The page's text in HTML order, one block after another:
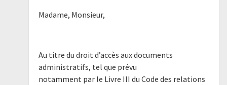
Madame, Monsieur,
Au titre du droit d’accès aux documents
administratifs, tel que prévu
notamment par le Livre III du Code des relations